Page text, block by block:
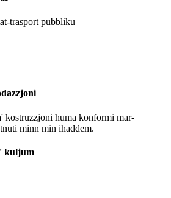
trasport pubbliku
kostruzzjoni huma konformi mar-
minn min iħaddem.
kuljum